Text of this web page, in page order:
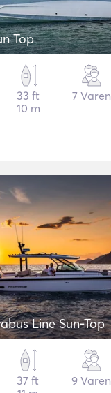
Top
33 ft
10 m
7 Varen
Line Sun-Top
37 ft
9 Varen